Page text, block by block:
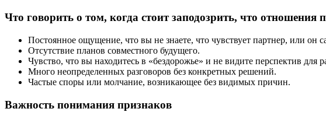
Что говорить о том, когда стоит заподозрить, что отношения
Постоянное ощущение, что вы не знаете, что чувствует партнер, или он
Отсутствие планов совместного будущего.
Чувство, что вы находитесь в «бездорожье» и не видите перспектив для
Много неопределенных разговоров без конкретных решений.
Частые споры или молчание, возникающее без видимых причин.
Важность понимания признаков